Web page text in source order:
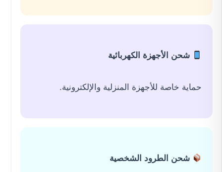
شحن الأجهزة الكهربائية
حماية خاصة للأجهزة المنزلية والإلكترونية.
شحن الطرود الشخصية